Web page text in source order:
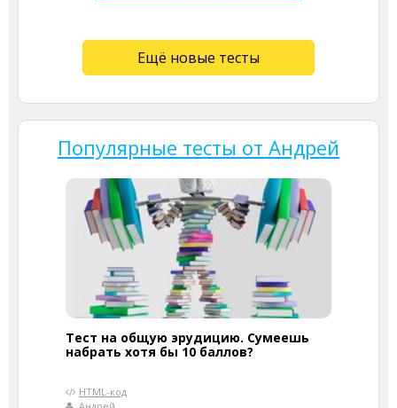
Ещё новые тесты
Популярные тесты от Андрей
Тест на общую эрудицию. Сумеешь
набрать хотя бы 10 баллов?
HTML-код